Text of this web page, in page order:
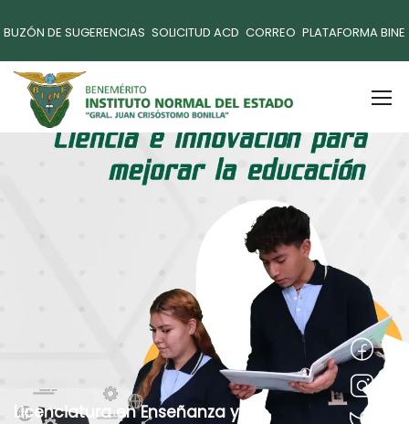
BUZÓN DE SUGERENCIAS SOLICITUD ACD CORREO PLATAFORMA BINE
Licenciatura en Enseñanza y